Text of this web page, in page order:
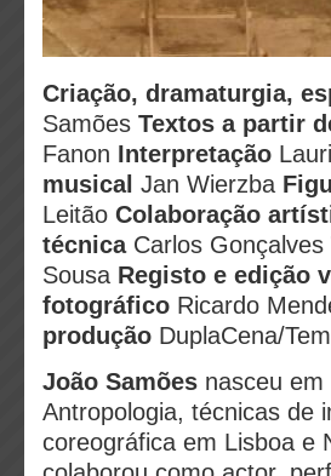
Criação, dramaturgia,
Samões Textos a partir
Fanon Interpretação
musical Jan Wierzba
Leitão Colaboração
técnica Carlos Gonçalves
Sousa Registo e edição
fotográfico Ricardo
produção DuplaCena/
João Samões nasceu
Antropologia, técnicas de
coreográfica em Lisboa e